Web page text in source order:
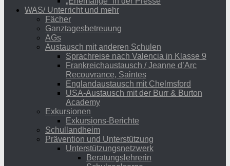
WAS/ Unterricht und mehr
Fächer
Ganztagesbetreuung
AGs
Austausch mit anderen Schulen
Sprachreise nach Valencia in Klasse 9
Frankreichaustausch / Jeanne d’Arc
Recouvrance, Saintes
Englandaustausch mit Chelmsford
USA-Austausch mit der Burr & Burton
Academy
Exkursionen
Exkursions-Berichte
Schullandheim
Prävention und Unterstützung
Unterstützungsnetzwerk
Beratungslehrerin